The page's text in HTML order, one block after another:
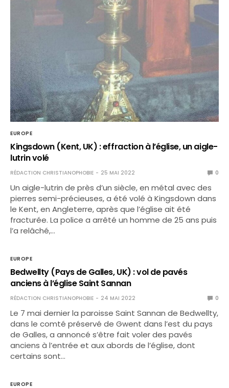
EUROPE
Kingsdown (Kent, UK) : effraction à l’église, un aigle-
lutrin volé
RÉDACTION CHRISTIANOPHOBIE 25 MAI 2022 0
Un aigle-lutrin de près d’un siècle, en métal avec des
pierres semi-précieuses, a été volé à Kingsdown dans
le Kent, en Angleterre, après que l’église ait été
fracturée. La police a arrêté un homme de 25 ans puis
l’a relâché,…
EUROPE
Bedwellty (Pays de Galles, UK) : vol de pavés
anciens à l’église Saint Sannan
RÉDACTION CHRISTIANOPHOBIE 24 MAI 2022 0
Le 7 mai dernier la paroisse Saint Sannan de Bedwellty,
dans le comté préservé de Gwent dans l’est du pays
de Galles, a annoncé s’être fait voler des pavés
anciens à l’entrée et aux abords de l’église, dont
certains sont…
EUROPE